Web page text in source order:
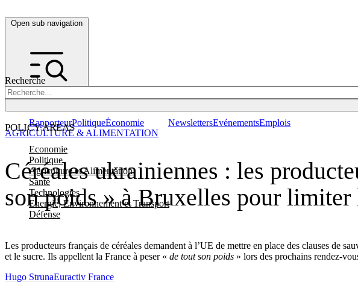
Open sub navigation
Recherche
POLICY AREAS
Economie
Politique
Agriculture et Alimentation
Santé
Technologies
Energie, Environnement et Transport
Défense
RapporteurPolitiqueÉconomie NewslettersEvénementsEmplois
Céréales ukrainiennes : les
son poids » à Bruxelles pour
Les producteurs français de céréales demandent à l’UE de mettre en place des clauses de
et le sucre. Ils appellent la France à peser « de tout son poids » lors des prochains rendez-
AGRICULTURE & ALIMENTATION
Hugo StrunaEuractiv France